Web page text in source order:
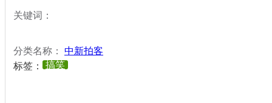
关键词：
分类名称： 中新拍客
标签：
搞笑